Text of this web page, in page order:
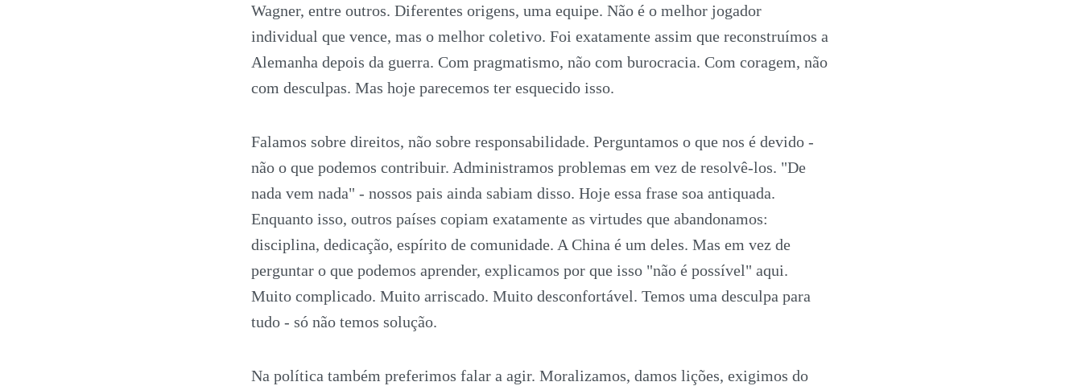
Wagner, entre outros. Diferentes origens, uma equipe. Não é o melhor jogador
individual que vence, mas o melhor coletivo. Foi exatamente assim que reconstruímos a
Alemanha depois da guerra. Com pragmatismo, não com burocracia. Com coragem, não
com desculpas. Mas hoje parecemos ter esquecido isso.
Falamos sobre direitos, não sobre responsabilidade. Perguntamos o que nos é devido -
não o que podemos contribuir. Administramos problemas em vez de resolvê-los. "De
nada vem nada" - nossos pais ainda sabiam disso. Hoje essa frase soa antiquada.
Enquanto isso, outros países copiam exatamente as virtudes que abandonamos:
disciplina, dedicação, espírito de comunidade. A China é um deles. Mas em vez de
perguntar o que podemos aprender, explicamos por que isso "não é possível" aqui.
Muito complicado. Muito arriscado. Muito desconfortável. Temos uma desculpa para
tudo - só não temos solução.
Na política também preferimos falar a agir. Moralizamos, damos lições, exigimos do